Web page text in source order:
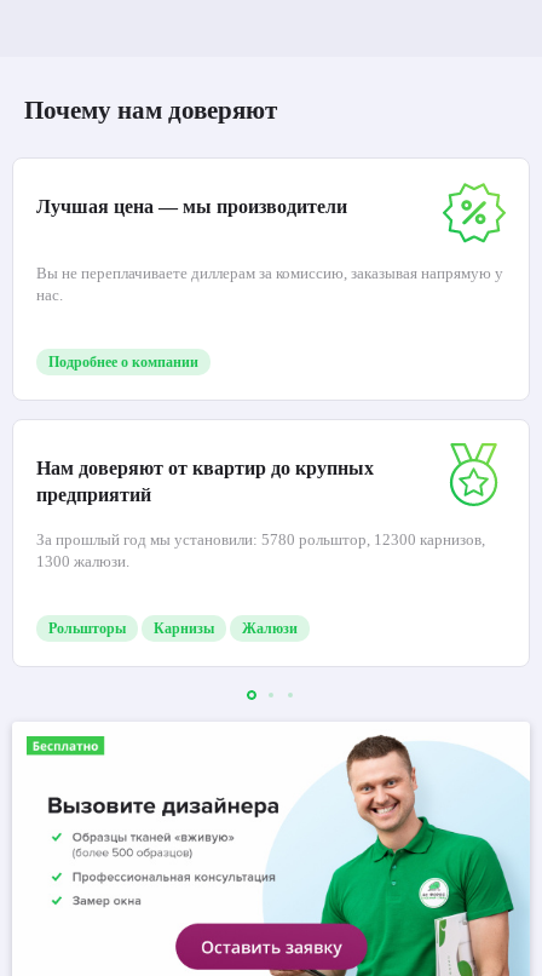
Почему нам доверяют
Лучшая цена — мы производители
Вы не переплачиваете диллерам за комиссию, заказывая напрямую у
нас.
Подробнее о компании
Нам доверяют от квартир до крупных
предприятий
За прошлый год мы установили: 5780 рольштор, 12300 карнизов,
1300 жалюзи.
Рольшторы Карнизы Жалюзи